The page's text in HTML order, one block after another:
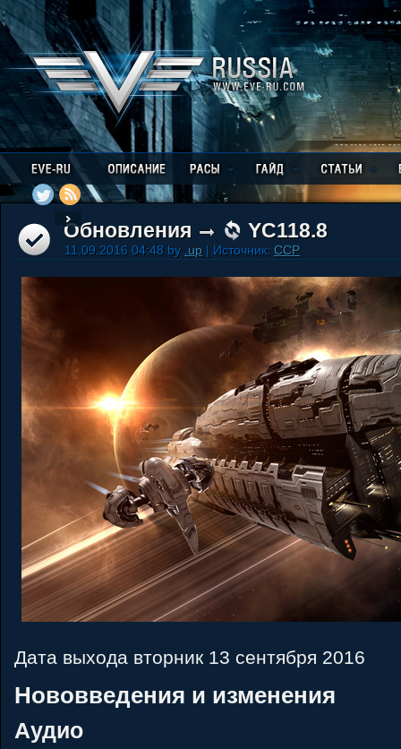
Обновления YC118.8
11.09.2016 04:48 by .up | Источник: CCP
Дата выхода вторник 13 сентября 2016
Нововведения и изменения
Аудио